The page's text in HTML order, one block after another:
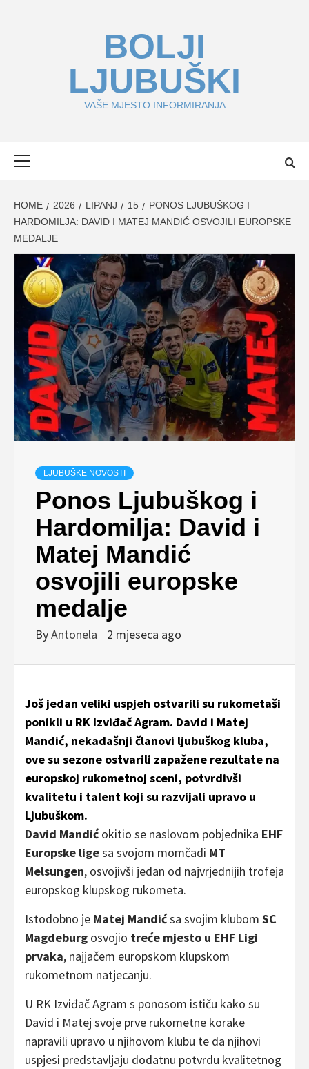
BOLJI
LJUBUŠKI
VAŠE MJESTO INFORMIRANJA
HOME 2026 LIPANJ 15
PONOS LJUBUŠKOG I
HARDOMILJA: DAVID I MATEJ MANDIĆ OSVOJILI EUROPSKE
MEDALJE
LJUBUŠKE NOVOSTI
Ponos Ljubuškog i
Hardomilja: David i
Matej Mandić
osvojili europske
medalje
ByAntonela 2 mjeseca ago
Još jedan veliki uspjeh ostvarili su rukometaši
ponikli u RK Izviđač Agram. David i Matej
Mandić, nekadašnji članovi ljubuškog kluba,
ove su sezone ostvarili zapažene rezultate na
europskoj rukometnoj sceni, potvrdivši
kvalitetu i talent koji su razvijali upravo u
Ljubuškom.
David Mandićokitio se naslovom pobjednika EHF
Europske ligesa svojom momčadi MT
Melsungen, osvojivši jedan od najvrjednijih trofeja
europskog klupskog rukometa.
Istodobno je Matej Mandićsa svojim klubom SC
Magdeburg osvojio treće mjesto u EHF Ligi
prvaka, najjačem europskom klupskom
rukometnom natjecanju.
U RK Izviđač Agram s ponosom ističu kako su
David i Matej svoje prve rukometne korake
napravili upravo u njihovom klubu te da njihovi
uspjesi predstavljaju dodatnu potvrdu kvalitetnog